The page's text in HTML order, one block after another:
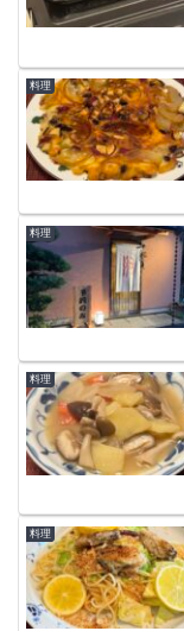
料理
料理
料理
料理